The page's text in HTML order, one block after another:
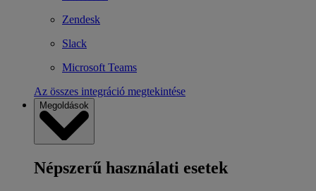
Zendesk
Slack
Microsoft Teams
Az összes integráció megtekintése
Megoldások
Népszerű használati esetek